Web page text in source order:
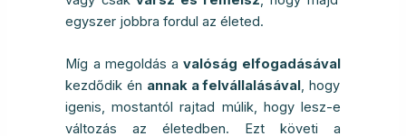
egyszer jobbra fordul az életed.
Míg a megoldás avalóság elfogadásával
kezdődik én annak a felvállalásával, hogy
igenis, mostantól rajtad múlik, hogy lesz-e
változás az életedben. Ezt követi a